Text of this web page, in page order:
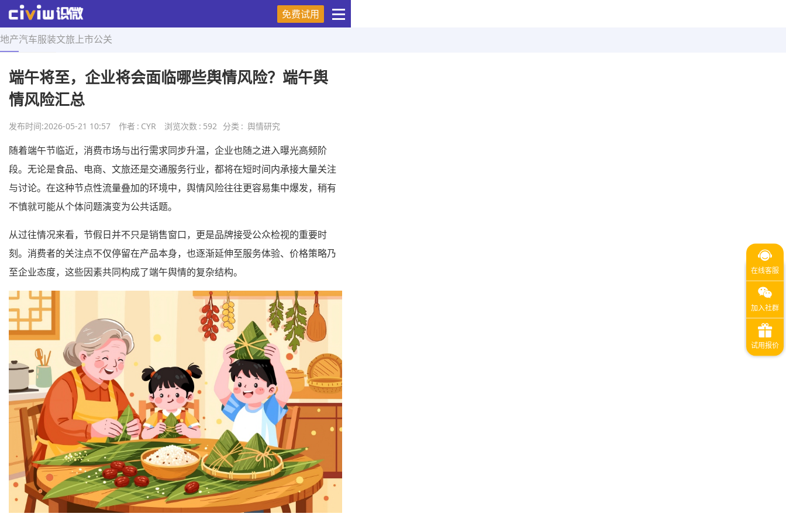
免费试用
地产汽车服装文旅 上市公关
首页 > 舆情研究 > 正文
端午将至，企业将会面临哪些舆情风险？端午舆
情风险汇总
发布时间:2026-05-21 10:57 作者 : CYR 浏览次数 : 592 分类 : 舆情研究
随着端午节临近，消费市场与出行需求同步升温，企业也随之进入曝光高频阶
段。无论是食品、电商、文旅还是交通服务行业，都将在短时间内承接大量关注
与讨论。在这种节点性流量叠加的环境中，舆情风险往往更容易集中爆发，稍有
不慎就可能从个体问题演变为公共话题。
从过往情况来看，节假日并不只是销售窗口，更是品牌接受公众检视的重要时
刻。消费者的关注点不仅停留在产品本身，也逐渐延伸至服务体验、价格策略乃
至企业态度，这些因素共同构成了端午舆情的复杂结构。